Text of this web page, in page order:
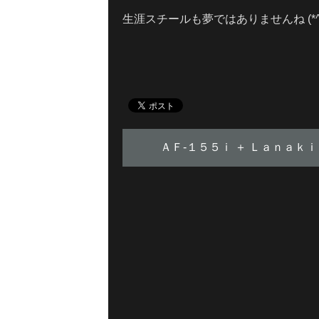
生涯スチールも夢ではありませんね
ＡＦ-１５５ｉ ＋ Ｌａｎａｋｉ